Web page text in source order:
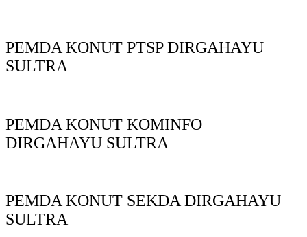
PEMDA KONUT PTSP DIRGAHAYU
SULTRA
PEMDA KONUT KOMINFO
DIRGAHAYU SULTRA
PEMDA KONUT SEKDA DIRGAHAYU
SULTRA